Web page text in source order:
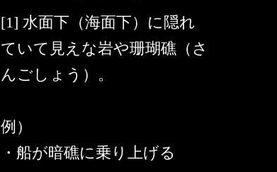
[1] 水面下（海面下）に隠れ
ていて見えな岩や珊瑚礁（さ
んごしょう）。
例）
・船が暗礁に乗り上げる